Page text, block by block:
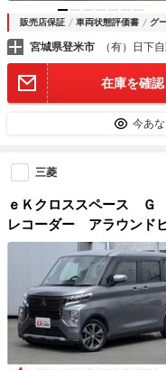
販売店保証 車両状態評価書 グ
宮城県登米市 （有）日下
在庫を確
今あ
三菱
ｅＫクロススペース
レコーダー アラウンド
害軽減ブレーキ ＬＥＤ
センサー 前席シート
ビ フルセグＴＶ